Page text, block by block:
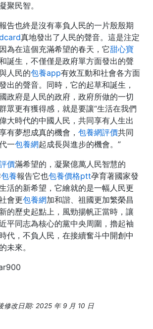
聚民智。
告也終是沒有辜負人民的一片殷殷期
真地發出了人民的聲音。這是注定
為在這個充滿希望的春天，它甜心寶
誕生，不僅僅是政府單方面發出的聲
人民的包養app有效互動和社會各方面
出的聲音。同時，它的起草和誕生，
政府是人民的政府，政府所做的一切
眾更有獲得感，就是要讓“生活在我們
大時代的中國人民，共同享有人生出
有夢想成真的機會， 包養網評價共同
一包養網起成長與進步的機會。”
價滿希望的，凝聚億萬人民智慧的
包養報告它也包養價格ptt孕育著國家發
活的新希望，它繪就的是一幅人民更
會更包養網加和諧、祖國更加繁榮昌
的歷史起點上，風勁揚帆正當時，讓
平同志為核心的黨中央周圍，擼起袖
代，不負人民，在接續奮斗中開創中
未來。
修改日期: 2025 年 9 月 10 日